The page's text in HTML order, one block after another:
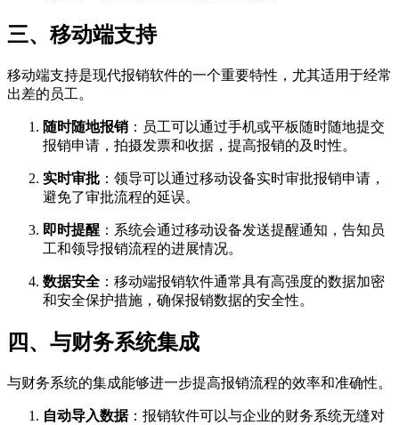
三、移动端支持
移动端支持是现代报销软件的一个重要特性，尤其适用于经常
出差的员工。
随时随地报销 ：员工可以通过手机或平板随时随地提交
报销申请，拍摄发票和收据，提高报销的及时性。
实时审批 ：领导可以通过移动设备实时审批报销申请，
避免了审批流程的延误。
即时提醒 ：系统会通过移动设备发送提醒通知，告知员
工和领导报销流程的进展情况。
数据安全 ：移动端报销软件通常具有高强度的数据加密
和安全保护措施，确保报销数据的安全性。
四、与财务系统集成
与财务系统的集成能够进一步提高报销流程的效率和准确性。
自动导入数据：报销软件可以与企业的财务系统无缝对